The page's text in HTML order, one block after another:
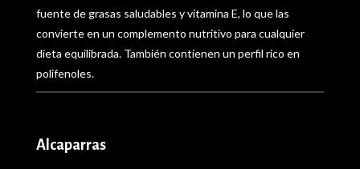
fuente de grasas saludables y vitamina E, lo que las
convierte en un complemento nutritivo para cualquier
dieta equilibrada. También contienen un perfil rico en
polifenoles.
Alcaparras